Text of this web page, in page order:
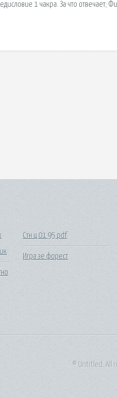
1 чакра. За что отвечает;
Стн ц 01 95 pdf
Игра зе форест
© Untitled. All